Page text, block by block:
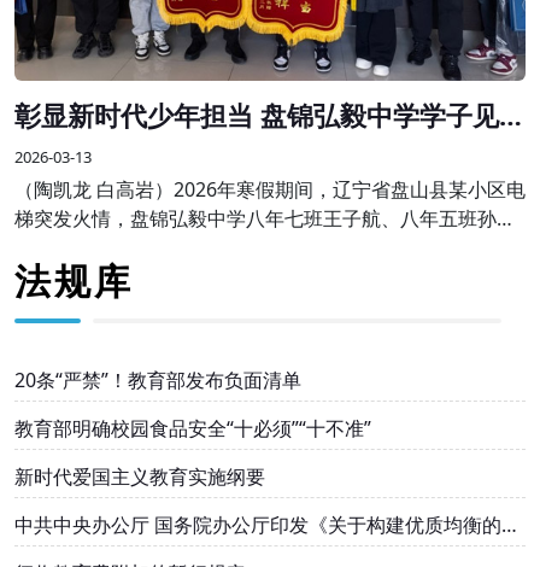
彰显新时代少年担当 盘锦弘毅中学学子见义
勇为受表彰
2026-03-13
（陶凯龙 白高岩）2026年寒假期间，辽宁省盘山县某小区电
梯突发火情，盘锦弘毅中学八年七班王子航、八年五班孙伟
出，熟练使用灭火器果断处置，成功将火情扑灭
法规库
20条“严禁”！教育部发布负面清单
教育部明确校园食品安全“十必须”“十不准”
新时代爱国主义教育实施纲要
中共中央办公厅 国务院办公厅印发《关于构建优质均衡的基
本公共教育服务体系的意见》